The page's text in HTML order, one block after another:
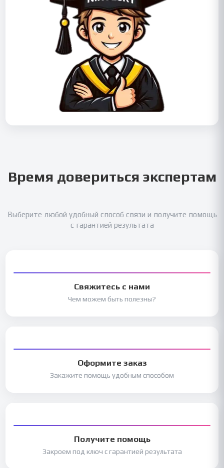
Время довериться экспертам
Выберите любой удобный способ связи и получите помощь
с гарантией результата
Свяжитесь с нами
Чем можем быть полезны?
Оформите заказ
Закажите помощь удобным способом
Получите помощь
Закроем под ключ с гарантией результата